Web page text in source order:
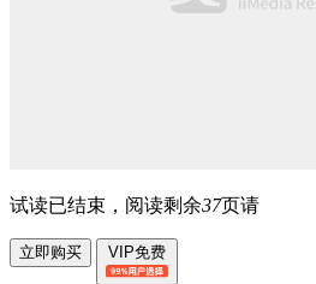
试读已结束，阅读剩余37页请
立即购买 VIP免费